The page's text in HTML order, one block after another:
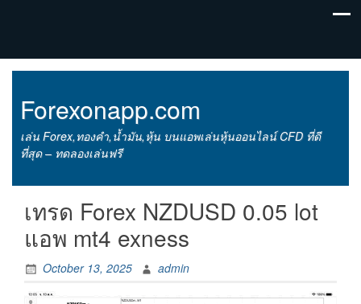
Forexonapp.com
เล่น Forex,ทองคำ,น้ำมัน,หุ้น บนแอพเล่นหุ้นออนไลน์ CFD ที่ดี
ที่สุด – ทดลองเล่นฟรี
เทรด Forex NZDUSD 0.05 lot
แอพ mt4 exness
October 13, 2025 admin